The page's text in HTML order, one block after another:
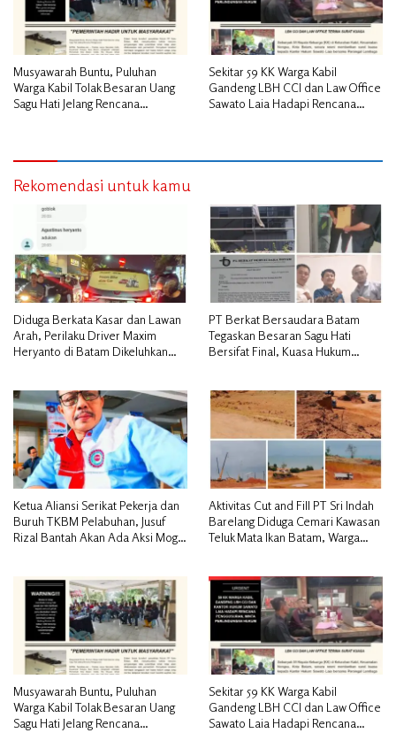
Musyawarah Buntu, Puluhan
Warga Kabil Tolak Besaran Uang
Sagu Hati Jelang Rencana
Sekitar 59 KK Warga Kabil
Gandeng LBH CCI dan Law Office
Sawato Laia Hadapi Rencana
Rekomendasi untuk kamu
Diduga Berkata Kasar dan Lawan
Arah, Perilaku Driver Maxim
Heryanto di Batam Dikeluhkan
PT Berkat Bersaudara Batam
Tegaskan Besaran Sagu Hati
Bersifat Final, Kuasa Hukum
Ketua Aliansi Serikat Pekerja dan
Buruh TKBM Pelabuhan, Jusuf
Rizal Bantah Akan Ada Aksi Mogol
Aktivitas Cut and Fill PT Sri Indah
Barelang Diduga Cemari Kawasan
Teluk Mata Ikan Batam, Warga
Musyawarah Buntu, Puluhan
Warga Kabil Tolak Besaran Uang
Sagu Hati Jelang Rencana
Sekitar 59 KK Warga Kabil
Gandeng LBH CCI dan Law Office
Sawato Laia Hadapi Rencana